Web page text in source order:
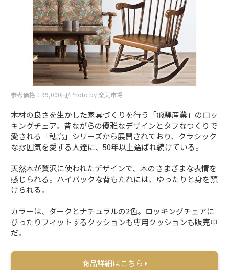
参考価格：99,000円/Photo by 楽天市場
木材の良さを生かした家具づくりを行う「飛騨産業」のロッ
キングチェア。昔ながらの優雅なデザインとタフなつくりで
愛される「穂高」シリーズから展開されており、クラシック
な雰囲気を愛する人達に、50年以上選ばれ続けている。
天然木が贅沢に使われたデザインで、木のさまざまな表情を
感じられる。ハイバックな背もたれには、ゆったりと身を預
けられる。
カラーは、ダークとナチュラルの2色。ロッキングチェアに
ぴったりフィットするクッションも専用クッションも販売中
だ。
商品詳細はこちら